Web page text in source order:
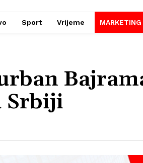
Sport Vrijeme MARKETING
Srbiji